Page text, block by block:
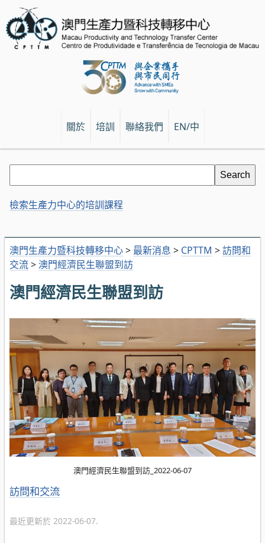
關於 培訓 聯絡我們 EN/中
澳門生產力暨科技轉移中心> 最新消息 > CPTTM >訪問和
交流> 澳門經濟民生聯盟到訪
澳門經濟民生聯盟到訪
澳門經濟民生聯盟到訪_2022-06-07
分
訪問和交流
最近更新於 2022-06-07.
檢索生產力中心的培訓課程